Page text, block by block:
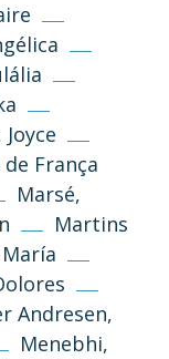
França
Marsé,
Martins
Andresen,
Menebhi,
and
under
NC-SA